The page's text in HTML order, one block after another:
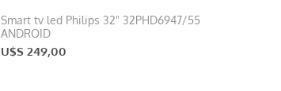
Smart tv led Philips 32" 32PHD6947/55
ANDROID
U$S 249,00